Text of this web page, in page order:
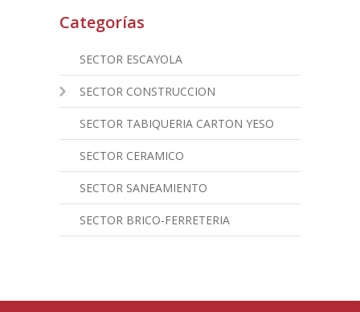
Categorías
SECTOR ESCAYOLA
SECTOR CONSTRUCCION
SECTOR TABIQUERIA CARTON YESO
SECTOR CERAMICO
SECTOR SANEAMIENTO
SECTOR BRICO-FERRETERIA